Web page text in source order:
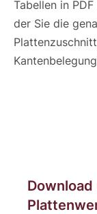
Tabellen in
der Sie die